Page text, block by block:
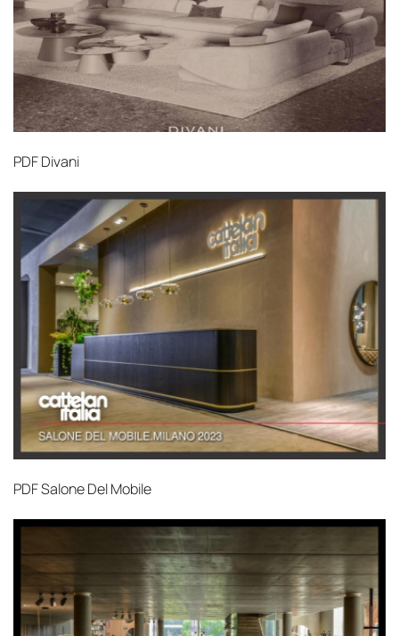
PDFDivani
PDFSalone Del Mobile